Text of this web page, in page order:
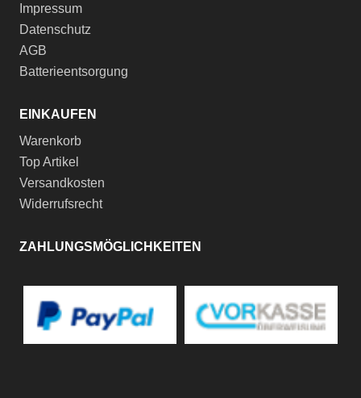
Impressum
Datenschutz
AGB
Batterieentsorgung
EINKAUFEN
Warenkorb
Top Artikel
Versandkosten
Widerrufsrecht
ZAHLUNGSMÖGLICHKEITEN